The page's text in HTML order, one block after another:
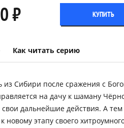
₽ КУПИТЬ
Как читать серию
из Сибири после сражения с
на дачу к шаману
свои дальнейшие действия. А
новому этапу своего